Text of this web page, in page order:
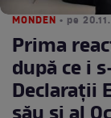
MONDEN • pe
Prima
după ce i
Declarații